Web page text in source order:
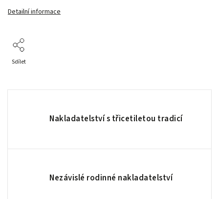
Detailní informace
Sdílet
Nakladatelství s třicetiletou tradicí
Nezávislé rodinné nakladatelství